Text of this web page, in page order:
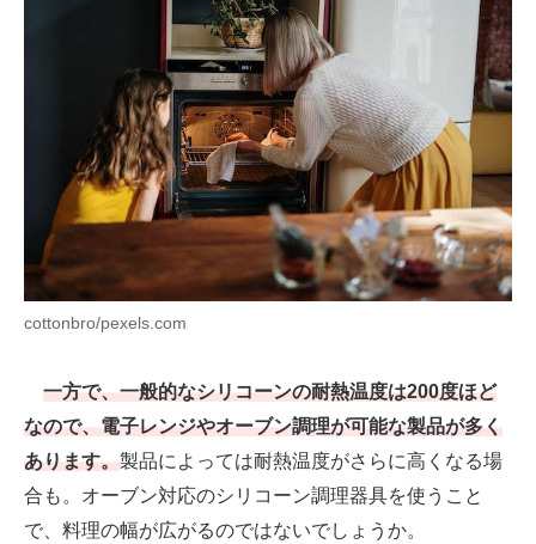
cottonbro/pexels.com
一方で、一般的なシリコーンの耐熱温度は200度ほど
なので、電子レンジやオーブン調理が可能な製品が多く
あります。製品によっては耐熱温度がさらに高くなる場
合も。オーブン対応のシリコーン調理器具を使うこと
で、料理の幅が広がるのではないでしょうか。